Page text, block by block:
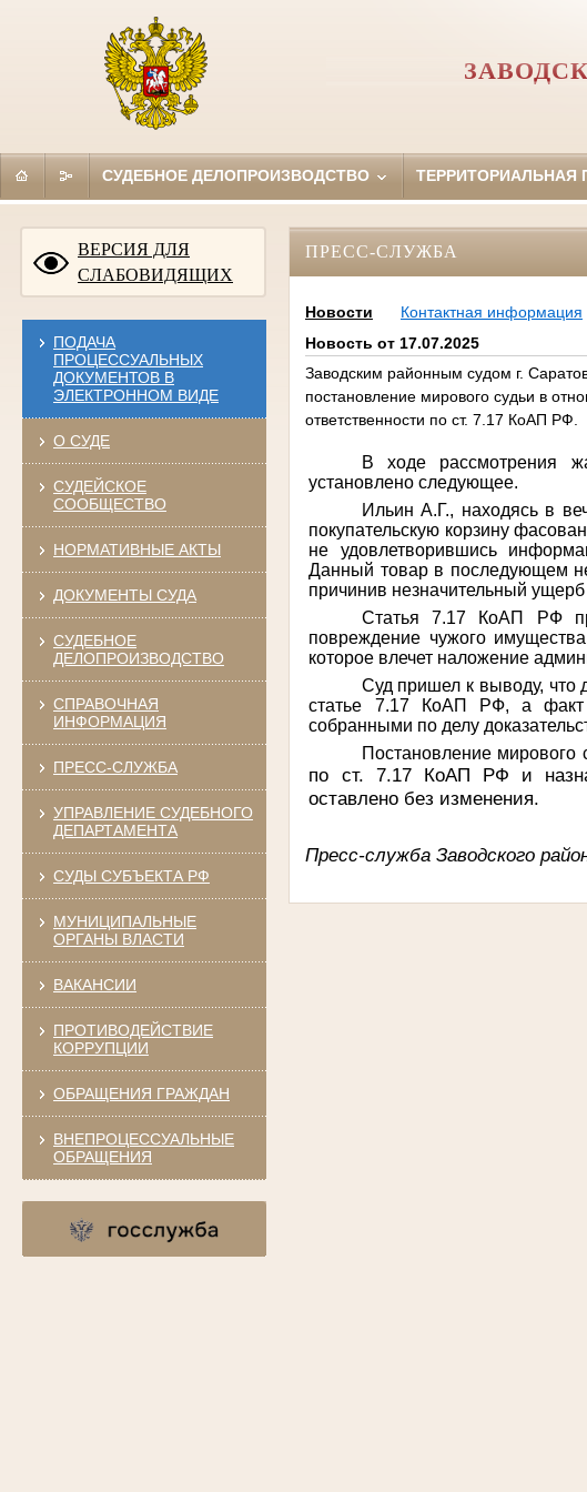
СУДЕБНОЕ ДЕЛОПРОИЗВОДСТВО ТЕРРИТОРИАЛЬНАЯ
ВЕРСИЯ ДЛЯ
СЛАБОВИДЯЩИХ
ПОДАЧА
ПРОЦЕССУАЛЬНЫХ
ДОКУМЕНТОВ В
ЭЛЕКТРОННОМ ВИДЕ
О СУДЕ
СУДЕЙСКОЕ
СООБЩЕСТВО
НОРМАТИВНЫЕ АКТЫ
ДОКУМЕНТЫ СУДА
СУДЕБНОЕ
ДЕЛОПРОИЗВОДСТВО
СПРАВОЧНАЯ
ИНФОРМАЦИЯ
ПРЕСС-СЛУЖБА
УПРАВЛЕНИЕ СУДЕБНОГО
ДЕПАРТАМЕНТА
СУДЫ СУБЪЕКТА РФ
МУНИЦИПАЛЬНЫЕ
ОРГАНЫ ВЛАСТИ
ВАКАНСИИ
ПРОТИВОДЕЙСТВИЕ
КОРРУПЦИИ
ОБРАЩЕНИЯ ГРАЖДАН
ВНЕПРОЦЕССУАЛЬНЫЕ
ОБРАЩЕНИЯ
ПРЕСС-СЛУЖБА
Новости
Контактная информация
Новость от 17.07.2025
Заводским районным судом г.
постановление мирового судьи в
ответственности по ст. 7.17 КоАП РФ.
В ходе рассмотрения
установлено следующее.
Ильин А.Г., находясь в
покупательскую корзину
не удовлетворившись
Данный товар в последующем
причинив незначительный ущерб
Статья 7.17 КоАП РФ
повреждение чужого
которое влечет наложение
Суд пришел к выводу, что
статье 7.17 КоАП РФ, а факт
собранными по делу
Постановление мирового
по ст. 7.17 КоАП РФ и
оставлено без изменения.
Пресс-служба Заводского